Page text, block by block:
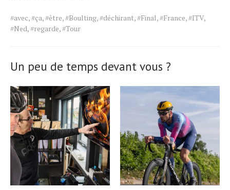
Tags
for
#avec,#ça,#être,#Boulting,#déchirant,#Final,#France,#ITV,
#Ned,#regarde,#Tour
Un peu de temps devant vous ?